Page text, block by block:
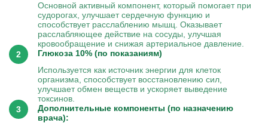
Основной активный компонент, который помогает при
судорогах, улучшает сердечную функцию и
способствует расслаблению мышц. Оказывает
расслабляющее действие на сосуды, улучшая
кровообращение и снижая артериальное давление.
Глюкоза 10% (по показаниям)
Используется как источник энергии для клеток
организма, способствует восстановлению сил,
улучшает обмен веществ и ускоряет выведение
токсинов.
Дополнительные компоненты (по назначению
врача):